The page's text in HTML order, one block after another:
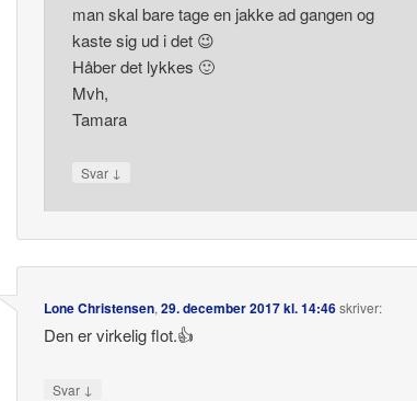
man skal bare tage en jakke ad gangen og
kaste sig ud i det 😉
Håber det lykkes 🙂
Mvh,
Tamara
Svar ↓
Lone Christensen,29. december 2017 kl. 14:46skriver:
Den er virkelig flot.👍
Svar ↓